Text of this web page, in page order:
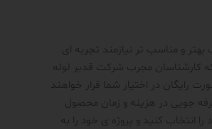
بهتر و مناسب تر نیازمند تجربه ای
کارشناسان مجرب شرکت قدیر لوله
رایگان در اختیار شما قرار خواهند
جویی در هزینه و زمان محصول
انتخاب کنید و پروژه ی خود را به